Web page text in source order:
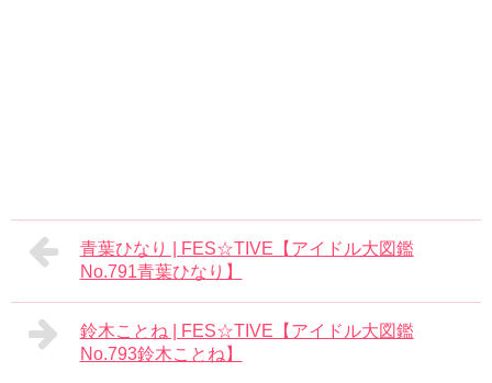
青葉ひなり | FES☆TIVE【アイドル大図鑑
No.791青葉ひなり】
鈴木ことね | FES☆TIVE【アイドル大図鑑
No.793鈴木ことね】